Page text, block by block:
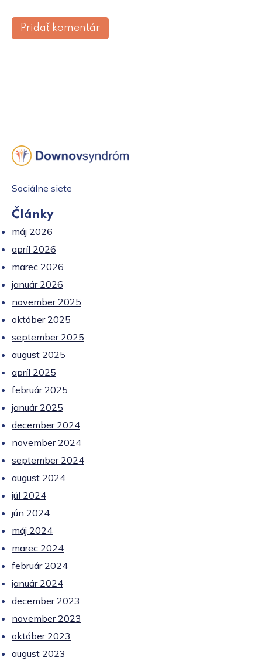
Sociálne siete
Články
máj 2026
apríl 2026
marec 2026
január 2026
november 2025
október 2025
september 2025
august 2025
apríl 2025
február 2025
január 2025
december 2024
november 2024
september 2024
august 2024
júl 2024
jún 2024
máj 2024
marec 2024
február 2024
január 2024
december 2023
november 2023
október 2023
august 2023